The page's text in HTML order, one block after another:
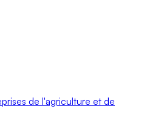
de l'agriculture et de